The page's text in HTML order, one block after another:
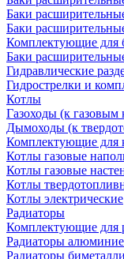
Баки
Баки
Комплектующие для
Баки
Гидравлические
Гидрострелки и
Котлы
Газоходы (к газовым
Дымоходы (к
Комплектующие для
Котлы газовые
Котлы газовые
Котлы
Котлы электрические
Радиаторы
Комплектующие для
Радиаторы
Радиаторы